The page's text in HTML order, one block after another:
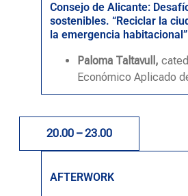
Consejo de Alicante:
sostenibles. “Reciclar la
la emergencia habitacional”
Paloma Taltavull,
Económico Aplicado
20.00 – 23.00
AFTERWORK